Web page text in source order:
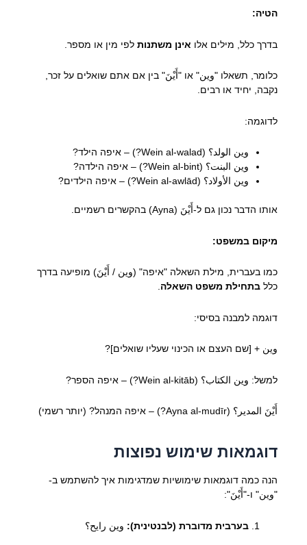
הטיה:
בדרך כלל, מילים אלו אינן משתנותלפי מין או מספר.
כלומר, תשאלו "وين" או "أَيْنَ" בין אם אתם שואלים על זכר,
נקבה, יחיד או רבים.
לדוגמה:
وين الولد؟ (Wein al-walad?) – איפה הילד?
وين البنت؟ (Wein al-bint?) – איפה הילדה?
وين الأولاد؟ (Wein al-awlād?) – איפה הילדים?
אותו הדבר נכון גם ל-أَيْنَ (Ayna) בהקשרים רשמיים.
מיקום במשפט:
כמו בעברית, מילת השאלה "איפה" (وين / أَيْنَ) מופיעה בדרך
כלל בתחילת משפט השאלה.
דוגמה למבנה בסיסי:
وين + [שם העצם או הכינוי שעליו שואלים]?
למשל: وين الكتاب؟ (Wein al-kitāb?) – איפה הספר?
أَيْنَ المدير؟ (Ayna al-mudīr?) – איפה המנהל? (יותר רשמי)
דוגמאות שימוש נפוצות
הנה כמה דוגמאות שימושיות שמדגימות איך להשתמש ב-
"وين" ו-"أَيْنَ":
בערבית מדוברת (לבנטינית): وين رايح؟